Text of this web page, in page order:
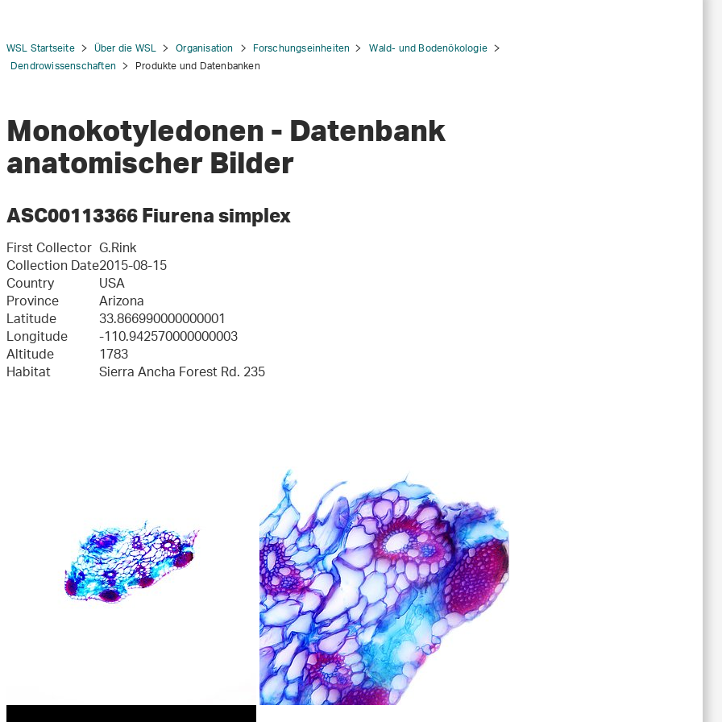
WSL Startseite Über die WSL Organisation Forschungseinheiten
Wald- und Bodenökologie
Dendrowissenschaften
Produkte und Datenbanken
Monokotyledonen - Datenbank
anatomischer Bilder
ASC00113366 Fiurena simplex
First Collector G.Rink
Collection Date2015-08-15
Country USA
Province Arizona
Latitude 33.866990000000001
Longitude -110.942570000000003
Altitude 1783
Habitat Sierra Ancha Forest Rd. 235